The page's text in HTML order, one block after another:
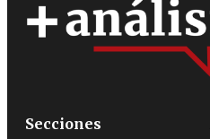
Secciones